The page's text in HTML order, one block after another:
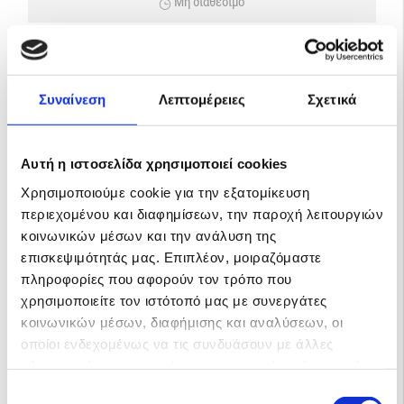
Συναίνεση Λεπτομέρειες Σχετικά
Αυτή η ιστοσελίδα χρησιμοποιεί cookies
Χρησιμοποιούμε cookie για την εξατομίκευση
περιεχομένου και διαφημίσεων, την παροχή λειτουργιών
κοινωνικών μέσων και την ανάλυση της
επισκεψιμότητάς μας. Επιπλέον, μοιραζόμαστε
πληροφορίες που αφορούν τον τρόπο που
χρησιμοποιείτε τον ιστότοπό μας με συνεργάτες
κοινωνικών μέσων, διαφήμισης και αναλύσεων, οι
οποίοι ενδεχομένως να τις συνδυάσουν με άλλες